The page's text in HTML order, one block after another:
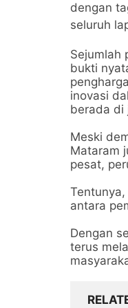
dengan
seluruh
Sejumlah
bukti
inovasi
berada di
Meski
Mataram
pesat,
antara
Dengan
terus